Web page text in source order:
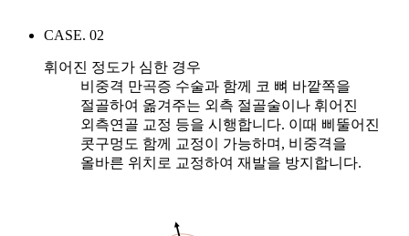
CASE. 02
휘어진 정도가 심한 경우
비중격 만곡증 수술과 함께 코 뼈 바깥쪽을
절골하여 옮겨주는 외측 절골술이나 휘어진
외측연골 교정 등을 시행합니다. 이때 삐뚤어진
콧구멍도 함께 교정이 가능하며, 비중격을
올바른 위치로 교정하여 재발을 방지합니다.